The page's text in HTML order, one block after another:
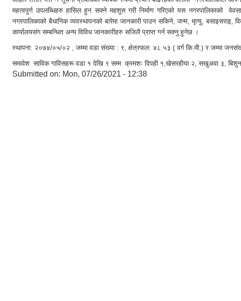
महत्वपुर्ण उपलब्धिहरु हासिल हुन सक्ने महशुस गरी निर्माण गरिएको यस नगरपालिकाको
नगरपालिकाको बैधानिक व्यवस्थापनको बारेमा जानकारी पाउन सकिने, जन्म, मृत्यु, बसाइसराइ,
कार्यालयसंग सम्बन्धित अन्य विविध जानकारीहरु सजिलै प्राप्त गर्न सक्नु हुनेछ ।
स्थापना: २०७४/०५/०२ , जम्मा वडा संख्या : ९, क्षेत्रफल: ४८.५३ ( वर्ग कि.मी.) र जम्मा
समावेश साविक गाविसहरू वडा १ देखि ९ सम्म क्रमशः दिपही १,खेसरहीया २, सखुअवा ३,
Submitted on: Mon, 07/26/2021 - 12:38